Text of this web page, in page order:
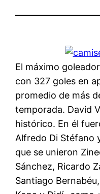
El máximo
con 327 goles en
promedio de más
temporada. David
histórico. En él
Alfredo Di Stéfano
que se unieron
Sánchez, Ricardo
Santiago